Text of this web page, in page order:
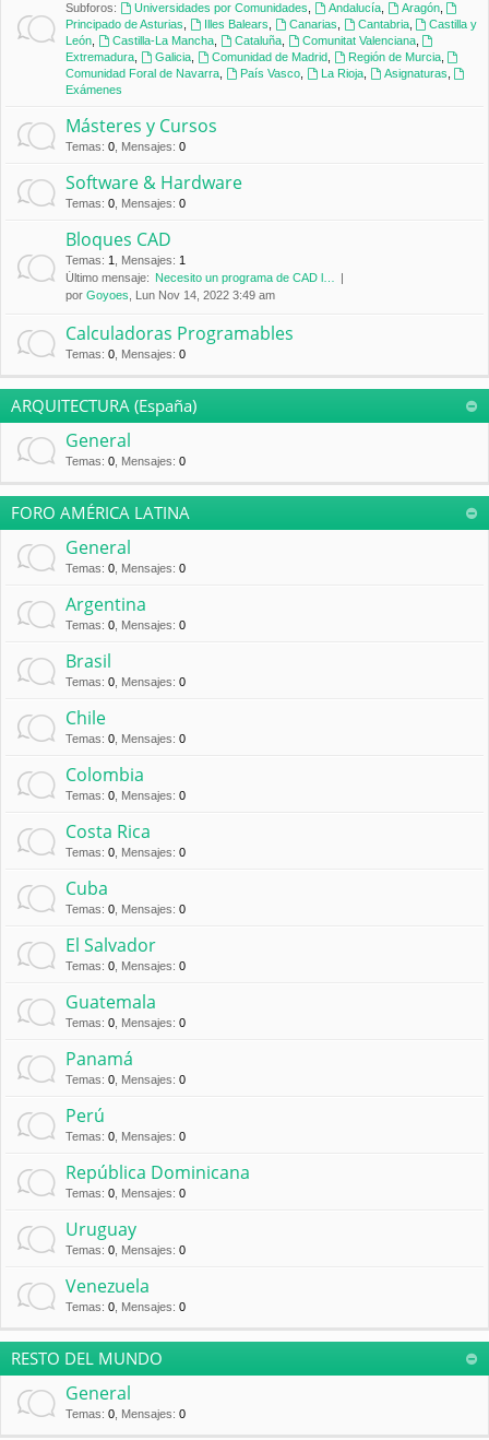
Subforos:
Universidades por Comunidades Andalucía, Aragón,
Principado de Asturias
Illes Balears Canarias Cantabria,
Castilla y
León
Castilla-La Mancha, Cataluña, Comunitat Valenciana,
Extremadura
Galicia, Comunidad de Madrid, Región de Murcia,
Comunidad Foral de Navarra
País Vasco, La Rioja, Asignaturas
Exámenes
Másteres y Cursos
Temas: 0 Mensajes: 0
Software & Hardware
Temas: 0 Mensajes: 0
Bloques CAD
Temas: 1 Mensajes: 1
Último mensaje: Necesito un programa de CAD l…
por Goyoes , Lun Nov 14, 2022 3:49 am
Calculadoras Programables
Temas: 0 Mensajes: 0
ARQUITECTURA (España)
General
Temas: 0 Mensajes: 0
FORO AMÉRICA LATINA
General
Temas: 0 Mensajes: 0
Argentina
Temas: 0 Mensajes: 0
Brasil
Temas: 0 Mensajes: 0
Chile
Temas: 0 Mensajes: 0
Colombia
Temas: 0 Mensajes: 0
Costa Rica
Temas: 0 Mensajes: 0
Cuba
Temas: 0 Mensajes: 0
El Salvador
Temas: 0 Mensajes: 0
Guatemala
Temas: 0 Mensajes: 0
Panamá
Temas: 0 Mensajes: 0
Perú
Temas: 0 Mensajes: 0
República Dominicana
Temas: 0 Mensajes: 0
Uruguay
Temas: 0 Mensajes: 0
Venezuela
Temas: 0 Mensajes: 0
RESTO DEL MUNDO
General
Temas: 0 Mensajes: 0